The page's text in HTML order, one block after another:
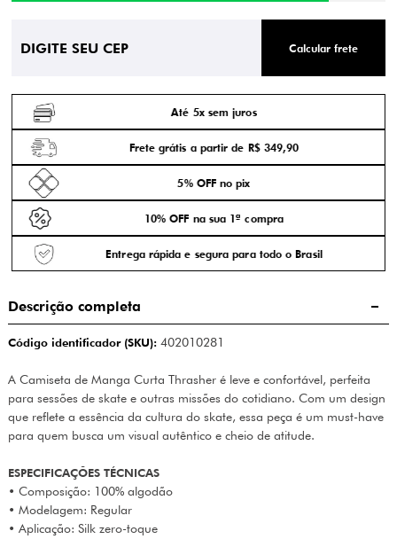
Calcular frete
Até 5x sem juros
Frete grátis a partir de R$ 349,90
5% OFF no pix
10% OFF na sua 1ª compra
Entrega rápida e segura para todo o Brasil
Descrição completa
Código identificador (SKU):402010281
A Camiseta de Manga Curta Thrasher é leve e confortável, perfeita
para sessões de skate e outras missões do cotidiano. Com um design
que reflete a essência da cultura do skate, essa peça é um must-have
para quem busca um visual autêntico e cheio de atitude.
ESPECIFICAÇÕES TÉCNICAS
• Composição: 100% algodão
• Modelagem: Regular
• Aplicação: Silk zero-toque